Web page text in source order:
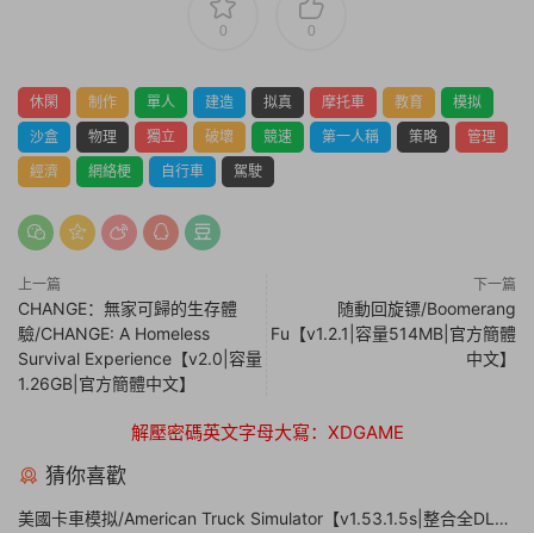
0 0
休閑 制作 單人 建造 拟真 摩托車 教育
模拟
沙盒
物理 獨立 破壞 競速 第一人稱 策略
管理
經濟
網絡梗 自行車 駕駛
上一篇
CHANGE：無家可歸的生存體
驗/CHANGE: A Homeless
Survival Experience【v2.0|容量
1.26GB|官方簡體中文】
下一篇
随動回旋镖/Boomerang
Fu【v1.2.1|容量514MB|官方簡體
中文】
解壓密碼英文字母大寫：XDGAME
猜你喜歡
美國卡車模拟/American Truck Simulator【v1.53.1.5s|整合全DLC|